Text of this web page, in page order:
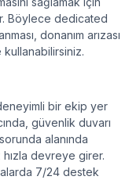
Böylece dedicated
donanım arızası
bir ekip yer
güvenlik duvarı
alanında
devreye girer.
7/24 destek